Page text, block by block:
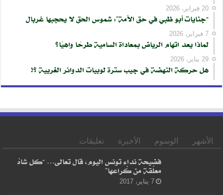
20 فبراير، 2026
“جنايات أبو ظبي في حق الأمة”: شموس الحق لا يحجبها غربال
7 فبراير، 2026
لماذا يعد اتهام الرياض بمعاداة السامية طرحًا واهيًا؟
29 يناير، 2026
هل حركة النهضة في جيب سترة لوبيات الدوائر الغربية ؟!
الأشهر الوسوم الأخيرة تعليقات
فضيحة نداء تونس اليوم، قال تعالى… “كل شاهْ
معلّقة من كْراعها”
7 يناير، 2017